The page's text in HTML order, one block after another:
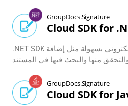
GroupDocs.Signature
Cloud SDK for
.NET SDK لإضافة ميزات التوقيع الإلكتروني بسهولة مثل إضافة
GroupDocs.Signature
Cloud SDK for